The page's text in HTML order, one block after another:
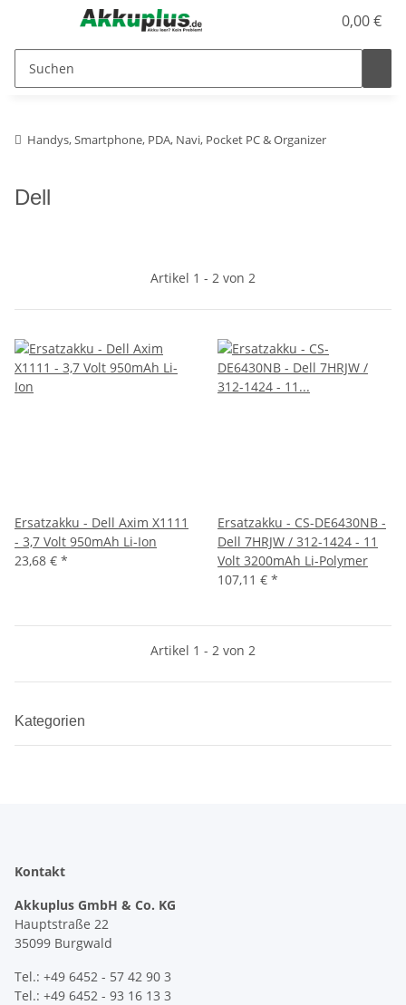
0,00 €
Handys, Smartphone, PDA, Navi, Pocket PC & Organizer
Dell
Artikel 1 - 2 von 2
Ersatzakku - Dell Axim X1111
- 3,7 Volt 950mAh Li-Ion
23,68 € *
Ersatzakku - CS-DE6430NB -
Dell 7HRJW / 312-1424 - 11
Volt 3200mAh Li-Polymer
107,11 € *
Artikel 1 - 2 von 2
Kategorien
Kontakt
Akkuplus GmbH & Co. KG
Hauptstraße 22
35099 Burgwald
Tel.: +49 6452 - 57 42 90 3
Tel.: +49 6452 - 93 16 13 3